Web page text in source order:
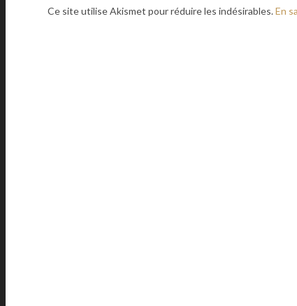
Ce site utilise Akismet pour réduire les indésirables.En